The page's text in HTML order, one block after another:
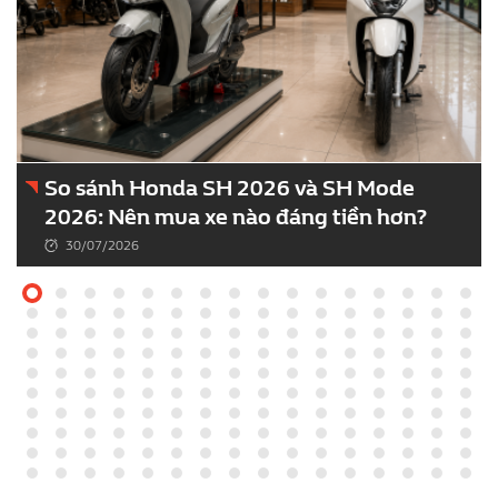
Bảo Hiểm MIC Xe Máy – Giải Pháp Bảo Vệ
Tài Chính, An Tâm Trên Mọi Hành Trình
21/07/2026